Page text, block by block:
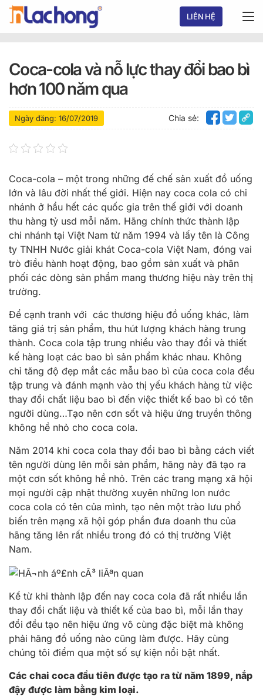
Chuyển
đến
LIÊN HỆ
Coca-cola và nỗ lực thay đổi bao bì
hơn 100 năm qua
Ngày đăng: 16/07/2019 Chia sẻ:
Coca-cola – một trong những đế chế sản xuất đồ uống
lớn và lâu đời nhất thế giới. Hiện nay coca cola có chi
nhánh ở hầu hết các quốc gia trên thế giới với doanh
thu hàng tỷ usd mỗi năm. Hãng chính thức thành lập
chi nhánh tại Việt Nam từ năm 1994 và lấy tên là Công
ty TNHH Nước giải khát Coca-cola Việt Nam, đóng vai
trò điều hành hoạt động, bao gồm sản xuất và phân
phối các dòng sản phẩm mang thương hiệu này trên thị
trường.
Để cạnh tranh với các thương hiệu đồ uống khác, làm
tăng giá trị sản phẩm, thu hút lượng khách hàng trung
thành. Coca cola tập trung nhiều vào thay đổi và thiết
kế hàng loạt các bao bì sản phẩm khác nhau. Không
chỉ tăng độ đẹp mắt các mẫu bao bì của coca cola đều
tập trung và đánh mạnh vào thị yếu khách hàng từ việc
thay đổi chất liệu bao bì đến việc thiết kế bao bì có tên
người dùng…Tạo nên cơn sốt và hiệu ứng truyền thông
không hề nhỏ cho coca cola.
Năm 2014 khi coca cola thay đổi bao bì bằng cách viết
tên người dùng lên mỗi sản phẩm, hãng này đã tạo ra
một cơn sốt không hề nhỏ. Trên các trang mạng xã hội
mọi người cập nhật thường xuyên những lon nước
coca cola có tên của mình, tạo nên một trào lưu phổ
biến trên mạng xã hội góp phần đưa doanh thu của
hãng tăng lên rất nhiều trong đó có thị trường Việt
Nam.
Kể từ khi thành lập đến nay coca cola đã rất nhiều lần
thay đổi chất liệu và thiết kế của bao bì, mỗi lần thay
đổi đều tạo nên hiệu ứng vô cùng đặc biệt mà không
phải hãng đồ uống nào cũng làm được. Hãy cùng
chúng tôi điểm qua một số sự kiện nổi bật nhất.
Các chai coca đầu tiên được tạo ra từ năm 1899, nắp
đậy được làm bằng kim loại.